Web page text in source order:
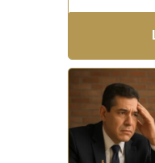
jurídicos
relações
cotidiano:
Leia mais →